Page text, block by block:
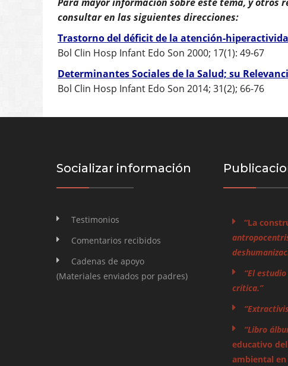
consultar en las siguientes direcciones:
Trastorno del déficit de la atención-
Bol Clin Hosp Infant Edo Son 2000; 17(1): 49-67
Determinantes Sociales de la Salud; su
Bol Clin Hosp Infant Edo Son 2014; 31(2); 66-76
Socializar información
Testimonios
Comentarios recibidos
Cadenas de apoyo
(Materiales enviados por padres)
“La
“El
crítica.”
“Libro
educativo
ambiental en